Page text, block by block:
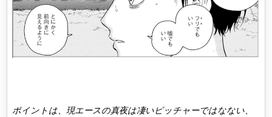
ポイントは、現エースの真夜は凄いピッチャーではなない、